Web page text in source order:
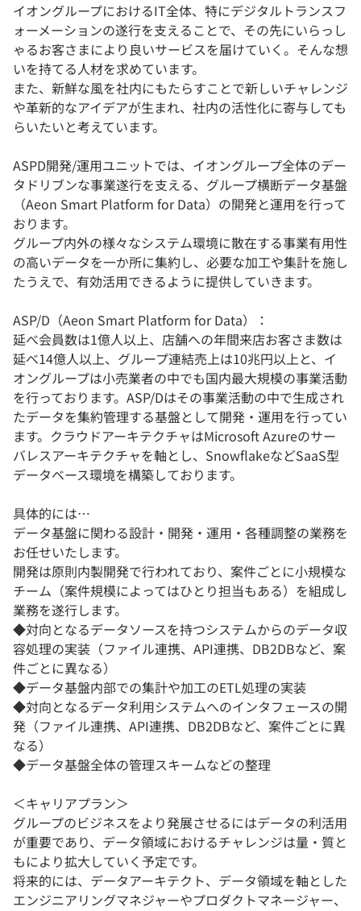
イオングループにおけるIT全体、特にデジタルトランスフ
ォーメーションの遂行を支えることで、その先にいらっし
ゃるお客さまにより良いサービスを届けていく。そんな想
いを持てる人材を求めています。
また、新鮮な風を社内にもたらすことで新しいチャレンジ
や革新的なアイデアが生まれ、社内の活性化に寄与しても
らいたいと考えています。
ASPD開発/運用ユニットでは、イオングループ全体のデー
タドリブンな事業遂行を支える、グループ横断データ基盤
（Aeon Smart Platform for Data）の開発と運用を行って
おります。
グループ内外の様々なシステム環境に散在する事業有用性
の高いデータを一か所に集約し、必要な加工や集計を施し
たうえで、有効活用できるように提供していきます。
ASP/D（Aeon Smart Platform for Data）：
延べ会員数は1億人以上、店舗への年間来店お客さま数は
延べ14億人以上、グループ連結売上は10兆円以上と、イ
オングループは小売業者の中でも国内最大規模の事業活動
を行っております。ASP/Dはその事業活動の中で生成され
たデータを集約管理する基盤として開発・運用を行ってい
ます。クラウドアーキテクチャはMicrosoft Azureのサー
バレスアーキテクチャを軸とし、SnowflakeなどSaaS型
データベース環境を構築しております。
具体的には…
データ基盤に関わる設計・開発・運用・各種調整の業務を
お任せいたします。
開発は原則内製開発で行われており、案件ごとに小規模な
チーム（案件規模によってはひとり担当もある）を組成し
業務を遂行します。
◆対向となるデータソースを持つシステムからのデータ収
容処理の実装（ファイル連携、API連携、DB2DBなど、案
件ごとに異なる）
◆データ基盤内部での集計や加工のETL処理の実装
◆対向となるデータ利用システムへのインタフェースの開
発（ファイル連携、API連携、DB2DBなど、案件ごとに異
なる）
◆データ基盤全体の管理スキームなどの整理
＜キャリアプラン＞
グループのビジネスをより発展させるにはデータの利活用
が重要であり、データ領域におけるチャレンジは量・質と
もにより拡大していく予定です。
将来的には、データアーキテクト、データ領域を軸とした
エンジニアリングマネジャーやプロダクトマネージャー、